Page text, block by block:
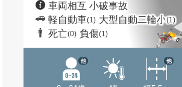
車両相互 小破事故
軽自動車(1) 大型自動二輪小(1)
死亡(0) 負傷(1)
他 他